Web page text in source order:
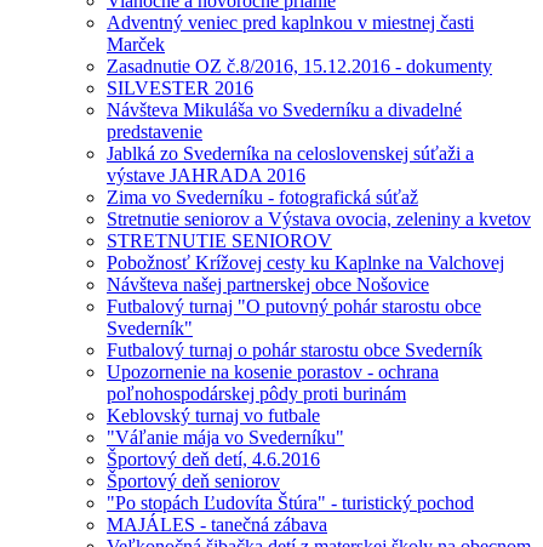
Adventný veniec pred kaplnkou v miestnej časti
Marček
Zasadnutie OZ č.8/2016, 15.12.2016 - dokumenty
SILVESTER 2016
Návšteva Mikuláša vo Svederníku a divadelné
predstavenie
Jablká zo Svederníka na celoslovenskej súťaži a
výstave JAHRADA 2016
Zima vo Svederníku - fotografická súťaž
Stretnutie seniorov a Výstava ovocia, zeleniny a kvetov
STRETNUTIE SENIOROV
Pobožnosť Krížovej cesty ku Kaplnke na Valchovej
Návšteva našej partnerskej obce Nošovice
Futbalový turnaj "O putovný pohár starostu obce
Svederník"
Futbalový turnaj o pohár starostu obce Svederník
Upozornenie na kosenie porastov - ochrana
poľnohospodárskej pôdy proti burinám
Keblovský turnaj vo futbale
"Váľanie mája vo Svederníku"
Športový deň detí, 4.6.2016
Športový deň seniorov
"Po stopách Ľudovíta Štúra" - turistický pochod
MAJÁLES - tanečná zábava